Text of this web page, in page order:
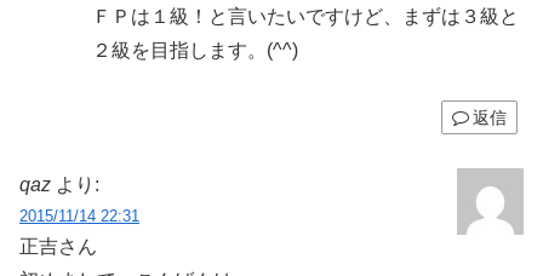
ＦＰは１級！と言いたいですけど、まずは３級と
２級を目指します。(^^)
返信
qaz より:
2015/11/14 22:31
正吉さん